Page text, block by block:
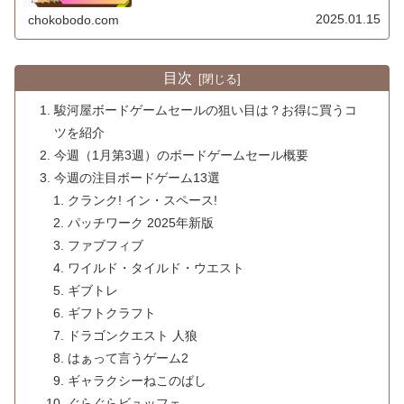
chokobodo.com 2025.01.15
目次
駿河屋ボードゲームセールの狙い目は？お得に買うコ
ツを紹介
今週（1月第3週）のボードゲームセール概要
今週の注目ボードゲーム13選
クランク! イン・スペース!
パッチワーク 2025年新版
ファブフィブ
ワイルド・タイルド・ウエスト
ギブトレ
ギフトクラフト
ドラゴンクエスト 人狼
はぁって言うゲーム2
ギャラクシーねこのばし